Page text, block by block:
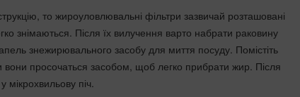
то жироуловлювальні фільтри зазвичай розташовані
знімаються. Після їх вилучення варто набрати раковину
знежирювального засобу для миття посуду. Помістіть
вони просочаться засобом, щоб легко прибрати жир. Після
мікрохвильову піч.